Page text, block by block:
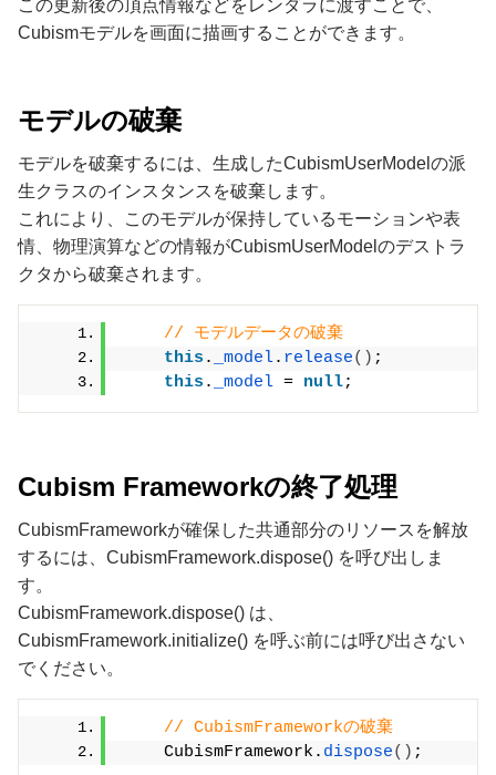
この更新後の頂点情報などをレンダラに渡すことで、
Cubismモデルを画面に描画することができます。
モデルの破棄
モデルを破棄するには、生成したCubismUserModelの派
生クラスのインスタンスを破棄します。
これにより、このモデルが保持しているモーションや表
情、物理演算などの情報がCubismUserModelのデストラ
クタから破棄されます。
// モデルデータの破棄
this . _model. release() ;
this . _model = null;
Cubism Frameworkの終了処理
CubismFrameworkが確保した共通部分のリソースを解放
するには、CubismFramework.dispose() を呼び出しま
す。
CubismFramework.dispose() は、
CubismFramework.initialize() を呼ぶ前には呼び出さない
でください。
// CubismFrameworkの破棄
    CubismFramework.
dispose() ;